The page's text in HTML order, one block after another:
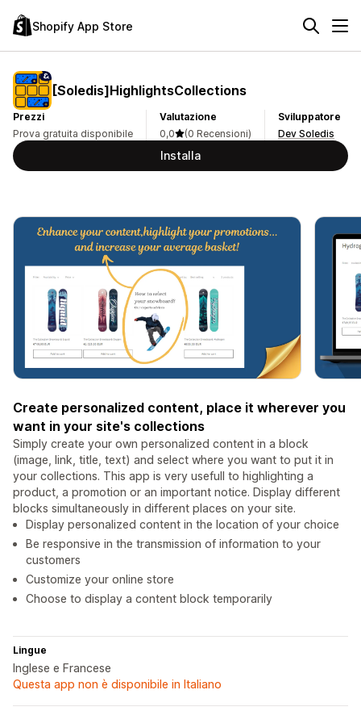
Shopify App Store
[Soledis]HighlightsCollections
Prezzi
Prova gratuita disponibile
Valutazione
0,0
(0 Recensioni)
Sviluppatore
Dev Soledis
Installa
Create personalized content, place it wherever you
want in your site's collections
Simply create your own personalized content in a block
(image, link, title, text) and select where you want to put it in
your collections. This app is very usefull to highlighting a
product, a promotion or an important notice. Display different
blocks simultaneously in different places on your site.
Display personalized content in the location of your choice
Be responsive in the transmission of information to your
customers
Customize your online store
Choose to display a content block temporarily
Lingue
Inglese e Francese
Questa app non è disponibile in Italiano